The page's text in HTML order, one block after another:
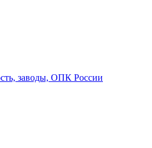
заводы, ОПК России